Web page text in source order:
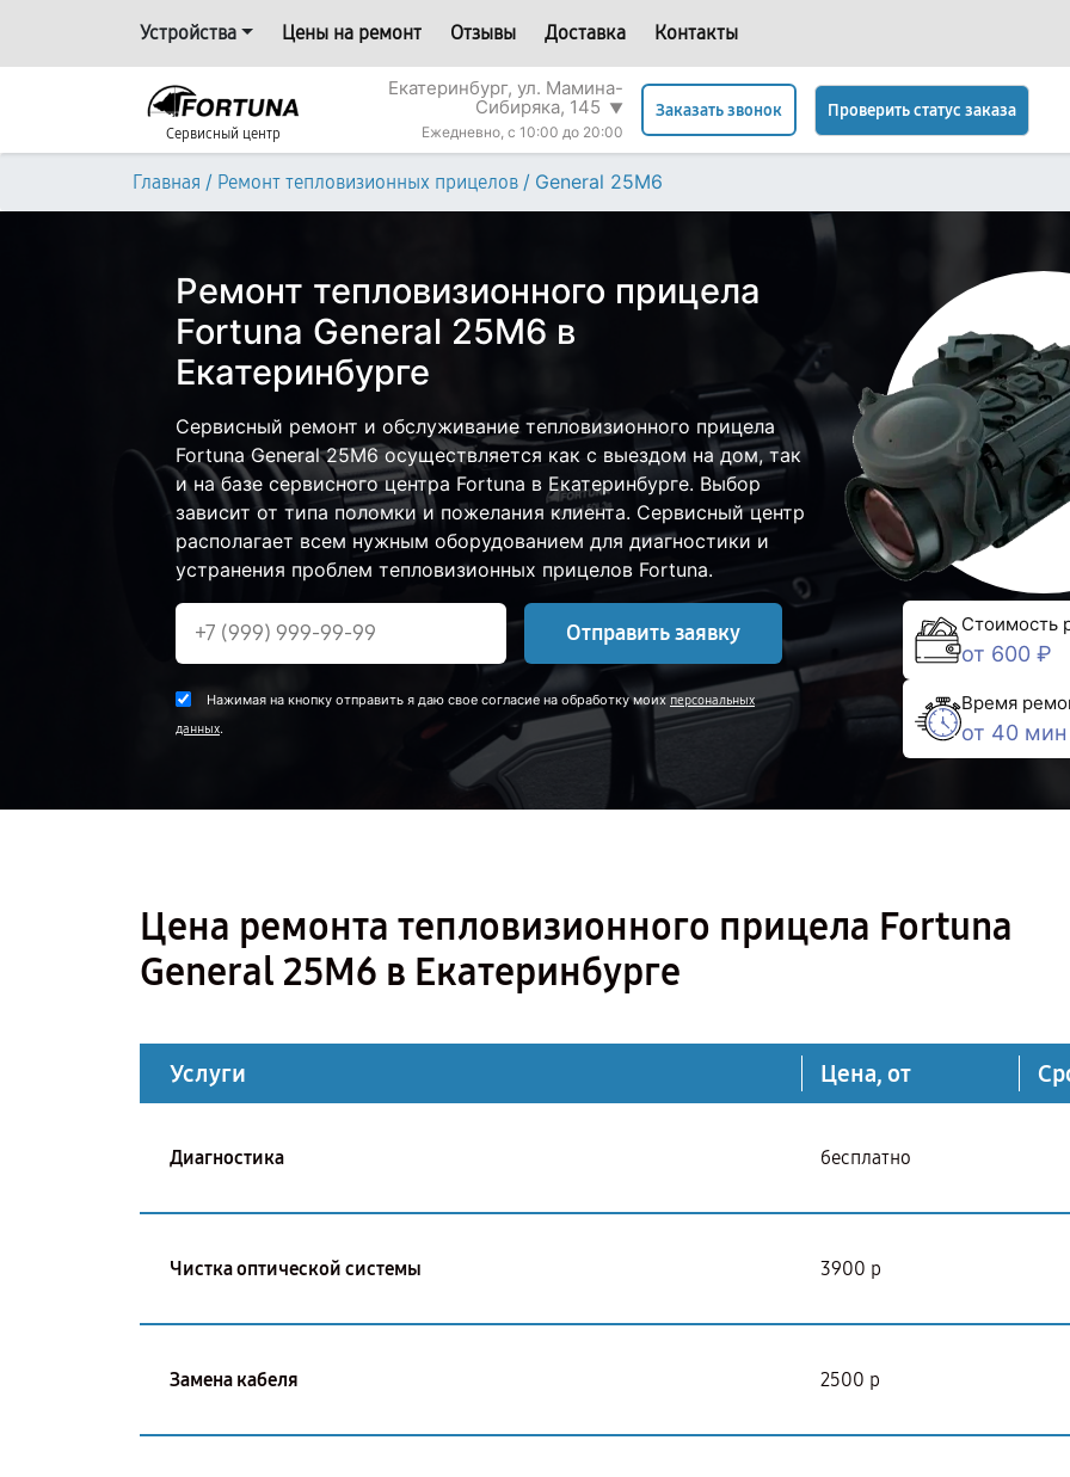
Устройства Цены на ремонт Отзывы Доставка Контакты
Сервисный центр
Екатеринбург, ул. Мамина-
Сибиряка, 145 ▼
Ежедневно, с 10:00 до 20:00
Заказать звонок Проверить статус заказа
Главная / Ремонт тепловизионных прицелов / General 25M6
Ремонт тепловизионного прицела
Fortuna General 25M6 в
Екатеринбурге
Сервисный ремонт и обслуживание тепловизионного прицела
Fortuna General 25M6 осуществляется как с выездом на дом, так
и на базе сервисного центра Fortuna в Екатеринбурге. Выбор
зависит от типа поломки и пожелания клиента. Сервисный центр
располагает всем нужным оборудованием для диагностики и
устранения проблем тепловизионных прицелов Fortuna.
Отправить заявку
Нажимая на кнопку отправить я даю свое согласие на обработку моихперсональных
данных.
Стоимость
от 600 ₽
Время
от 40 мин
Цена ремонта тепловизионного прицела Fortuna
General 25M6 в Екатеринбурге
Услуги Цена, от
Диагностика бесплатно
Чистка оптической системы 3900 р
Замена кабеля 2500 р